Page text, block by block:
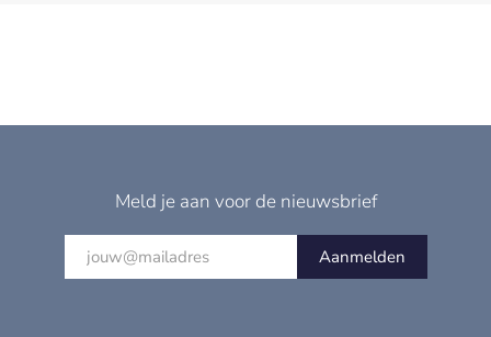
Meld je aan voor de nieuwsbrief
Aanmelden